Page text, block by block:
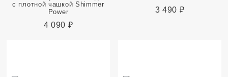
с плотной чашкой Shimmer
Power
4 090 ₽
3 490 ₽